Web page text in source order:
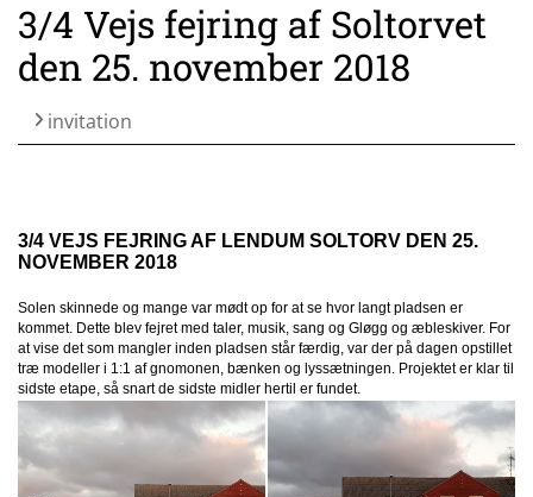
3/4 Vejs fejring af Soltorvet
den 25. november 2018
invitation
3/4 VEJS FEJRING AF LENDUM SOLTORV DEN 25.
NOVEMBER 2018
Solen skinnede og mange var mødt op for at se hvor langt pladsen er
kommet. Dette blev fejret med taler, musik, sang og Gløgg og æbleskiver. For
at vise det som mangler inden pladsen står færdig, var der på dagen opstillet
træ modeller i 1:1 af gnomonen, bænken og lyssætningen. Projektet er klar til
sidste etape, så snart de sidste midler hertil er fundet.